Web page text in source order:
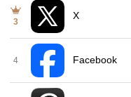
3
X
4 Facebook